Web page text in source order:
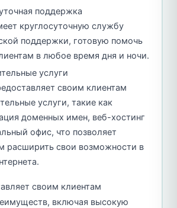
поддержка
круглосуточную службу
поддержки, готовую помочь
в любое время дня и ночи.
услуги
своим клиентам
услуги, такие как
доменных имен, веб-хостинг
офис, что позволяет
расширить свои возможности в
своим клиентам
включая высокую